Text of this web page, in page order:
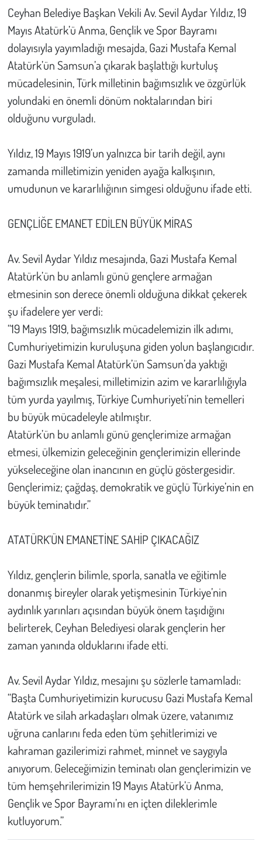
Ceyhan Belediye Başkan Vekili Av. Sevil Aydar Yıldız, 19
Mayıs Atatürk’ü Anma, Gençlik ve Spor Bayramı
dolayısıyla yayımladığı mesajda, Gazi Mustafa Kemal
Atatürk’ün Samsun’a çıkarak başlattığı kurtuluş
mücadelesinin, Türk milletinin bağımsızlık ve özgürlük
yolundaki en önemli dönüm noktalarından biri
olduğunu vurguladı.
Yıldız, 19 Mayıs 1919’un yalnızca bir tarih değil, aynı
zamanda milletimizin yeniden ayağa kalkışının,
umudunun ve kararlılığının simgesi olduğunu ifade etti.
GENÇLİĞE EMANET EDİLEN BÜYÜK MİRAS
Av. Sevil Aydar Yıldız mesajında, Gazi Mustafa Kemal
Atatürk’ün bu anlamlı günü gençlere armağan
etmesinin son derece önemli olduğuna dikkat çekerek
şu ifadelere yer verdi:
“19 Mayıs 1919, bağımsızlık mücadelemizin ilk adımı,
Cumhuriyetimizin kuruluşuna giden yolun başlangıcıdır.
Gazi Mustafa Kemal Atatürk’ün Samsun’da yaktığı
bağımsızlık meşalesi, milletimizin azim ve kararlılığıyla
tüm yurda yayılmış, Türkiye Cumhuriyeti’nin temelleri
bu büyük mücadeleyle atılmıştır.
Atatürk’ün bu anlamlı günü gençlerimize armağan
etmesi, ülkemizin geleceğinin gençlerimizin ellerinde
yükseleceğine olan inancının en güçlü göstergesidir.
Gençlerimiz; çağdaş, demokratik ve güçlü Türkiye’nin en
büyük teminatıdır.”
ATATÜRK’ÜN EMANETİNE SAHİP ÇIKACAĞIZ
Yıldız, gençlerin bilimle, sporla, sanatla ve eğitimle
donanmış bireyler olarak yetişmesinin Türkiye’nin
aydınlık yarınları açısından büyük önem taşıdığını
belirterek, Ceyhan Belediyesi olarak gençlerin her
zaman yanında olduklarını ifade etti.
Av. Sevil Aydar Yıldız, mesajını şu sözlerle tamamladı:
“Başta Cumhuriyetimizin kurucusu Gazi Mustafa Kemal
Atatürk ve silah arkadaşları olmak üzere, vatanımız
uğruna canlarını feda eden tüm şehitlerimizi ve
kahraman gazilerimizi rahmet, minnet ve saygıyla
anıyorum. Geleceğimizin teminatı olan gençlerimizin ve
tüm hemşehrilerimizin 19 Mayıs Atatürk’ü Anma,
Gençlik ve Spor Bayramı’nı en içten dileklerimle
kutluyorum.”
Son Dakika
Kent
Eğlence